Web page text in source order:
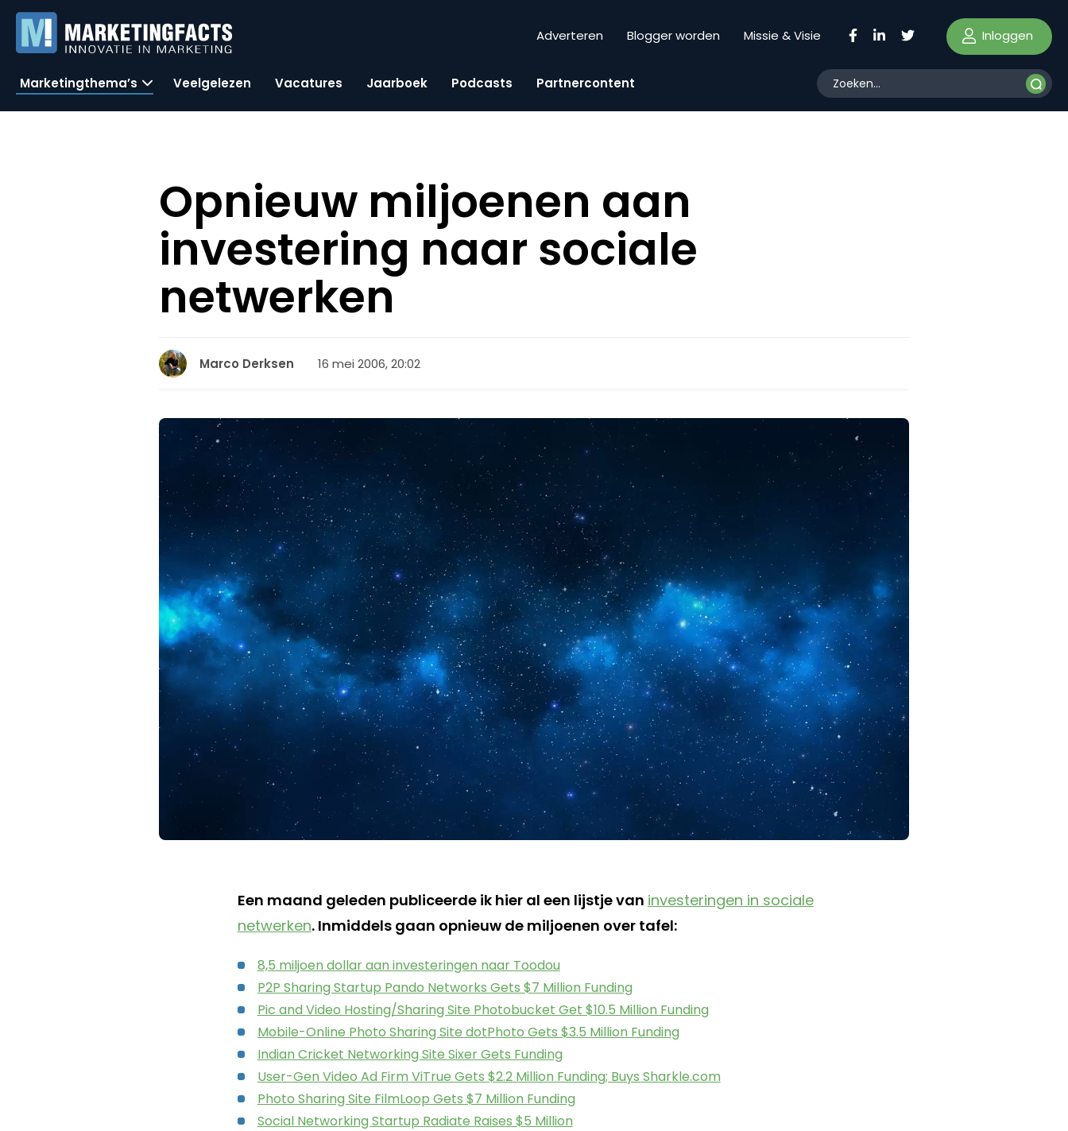
Adverteren Blogger worden Missie & Visie Inloggen
Marketingthema’s Veelgelezen Vacatures Jaarboek Podcasts Partnercontent
Opnieuw miljoenen aan
investering naar sociale
netwerken
Marco Derksen 16 mei 2006, 20:02
Een maand geleden publiceerde ik hier al een lijstje van investeringen in sociale
netwerken. Inmiddels gaan opnieuw de miljoenen over tafel:
8,5 miljoen dollar aan investeringen naar Toodou
P2P Sharing Startup Pando Networks Gets $7 Million Funding
Pic and Video Hosting/Sharing Site Photobucket Get $10.5 Million Funding
Mobile-Online Photo Sharing Site dotPhoto Gets $3.5 Million Funding
Indian Cricket Networking Site Sixer Gets Funding
User-Gen Video Ad Firm ViTrue Gets $2.2 Million Funding; Buys Sharkle.com
Photo Sharing Site FilmLoop Gets $7 Million Funding
Social Networking Startup Radiate Raises $5 Million